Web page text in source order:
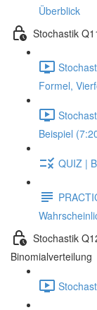
Überblick
Stochastik
Formel,
Beispiel
QUIZ |
Stochastik
Binomialverteilung